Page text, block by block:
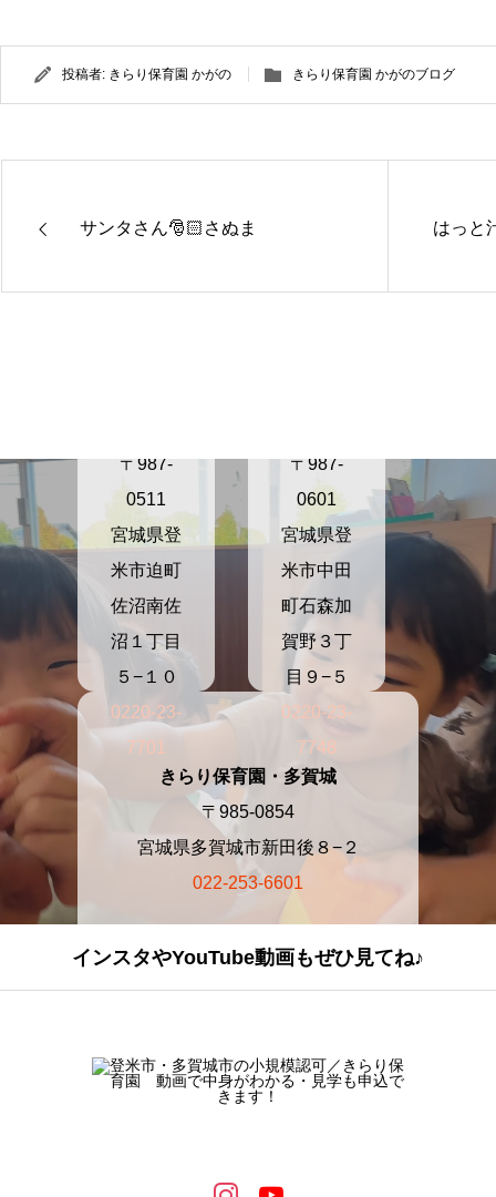
投稿者: きらり保育園 かがの きらり保育園 かがのブログ
サンタさん🎅🏻さぬま はっと
〒987-
0511
宮城県登
米市迫町
佐沼南佐
沼１丁目
５−１０
0220-23-
7701
〒987-
0601
宮城県登
米市中田
町石森加
賀野３丁
目９−５
0220-23-
7748
きらり保育園・多賀城
〒985-0854
宮城県多賀城市新田後８−２
022-253-6601
インスタやYouTube動画もぜひ見てね♪